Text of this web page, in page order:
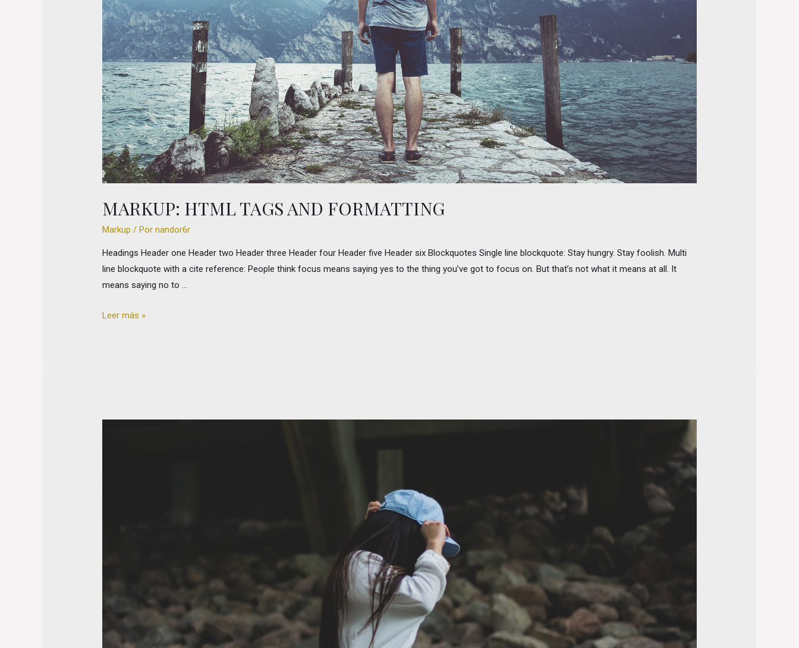
MARKUP: HTML TAGS AND FORMATTING
Markup / Pornandor6r
Headings Header one Header two Header three Header four Header five Header six Blockquotes Single line blockquote: Stay hungry. Stay foolish. Multi
line blockquote with a cite reference: People think focus means saying yes to the thing you’ve got to focus on. But that’s not what it means at all. It
means saying no to …
Markup:
Leer más »